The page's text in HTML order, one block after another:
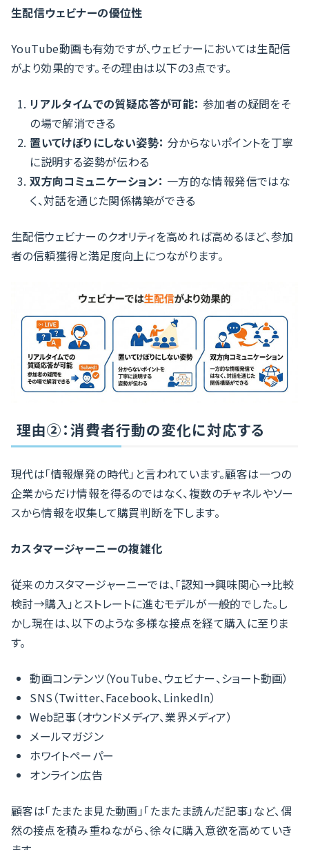
生配信ウェビナーの優位性
YouTube動画も有効ですが、ウェビナーにおいては生配信
がより効果的です。その理由は以下の3点です。
リアルタイムでの質疑応答が可能： 参加者の疑問をそ
の場で解消できる
置いてけぼりにしない姿勢： 分からないポイントを丁寧
に説明する姿勢が伝わる
双方向コミュニケーション： 一方的な情報発信ではな
く、対話を通じた関係構築ができる
生配信ウェビナーのクオリティを高めれば高めるほど、参加
者の信頼獲得と満足度向上につながります。
理由②：消費者行動の変化に対応する
現代は「情報爆発の時代」と言われています。顧客は一つの
企業からだけ情報を得るのではなく、複数のチャネルやソー
スから情報を収集して購買判断を下します。
カスタマージャーニーの複雑化
従来のカスタマージャーニーでは、「認知→興味関心→比較
検討→購入」とストレートに進むモデルが一般的でした。し
かし現在は、以下のような多様な接点を経て購入に至りま
す。
動画コンテンツ（YouTube、ウェビナー、ショート動画）
SNS（Twitter、Facebook、LinkedIn）
Web記事（オウンドメディア、業界メディア）
メールマガジン
ホワイトペーパー
オンライン広告
顧客は「たまたま見た動画」「たまたま読んだ記事」など、偶
然の接点を積み重ねながら、徐々に購入意欲を高めていき